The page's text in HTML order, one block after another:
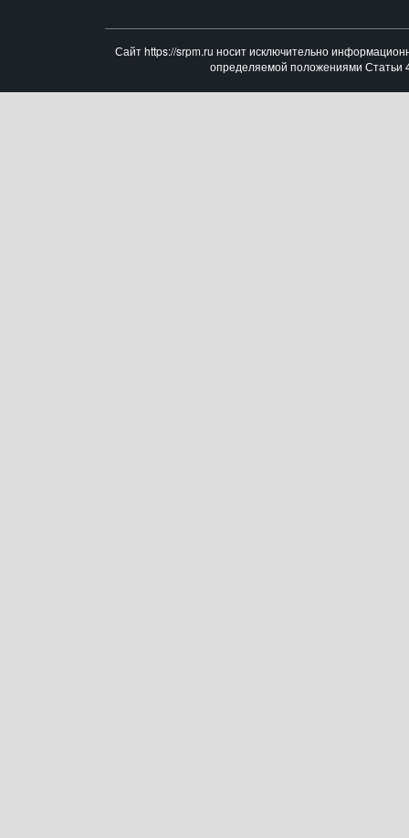
Сайт https://srpm.ru носит исключительно
определяемой положениями Статьи